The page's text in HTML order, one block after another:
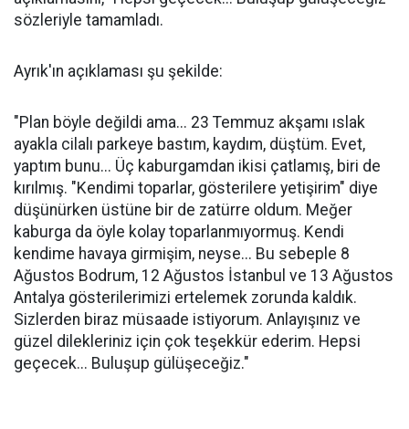
sözleriyle tamamladı.
Ayrık'ın açıklaması şu şekilde:
"Plan böyle değildi ama... 23 Temmuz akşamı ıslak
ayakla cilalı parkeye bastım, kaydım, düştüm. Evet,
yaptım bunu... Üç kaburgamdan ikisi çatlamış, biri de
kırılmış. "Kendimi toparlar, gösterilere yetişirim" diye
düşünürken üstüne bir de zatürre oldum. Meğer
kaburga da öyle kolay toparlanmıyormuş. Kendi
kendime havaya girmişim, neyse... Bu sebeple 8
Ağustos Bodrum, 12 Ağustos İstanbul ve 13 Ağustos
Antalya gösterilerimizi ertelemek zorunda kaldık.
Sizlerden biraz müsaade istiyorum. Anlayışınız ve
güzel dilekleriniz için çok teşekkür ederim. Hepsi
geçecek... Buluşup gülüşeceğiz."